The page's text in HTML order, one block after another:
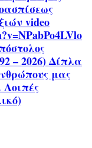
video
– 2026) Δίπλα
μας
Λοιπές